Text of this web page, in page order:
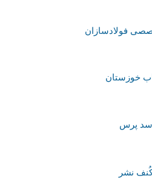
فولادسازان
خوزستان
سد پرس
نشر